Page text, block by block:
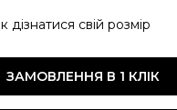
дізнатися свій розмір
ЗАМОВЛЕННЯ В 1 КЛІК